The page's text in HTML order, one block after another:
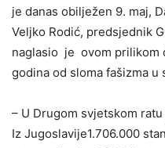
je danas obilježen 9. maj,
Veljko Rodić, predsjednik
naglasio je ovom prilikom
godina od sloma fašizma u
– U Drugom svjetskom
Iz Jugoslavije1.706.000